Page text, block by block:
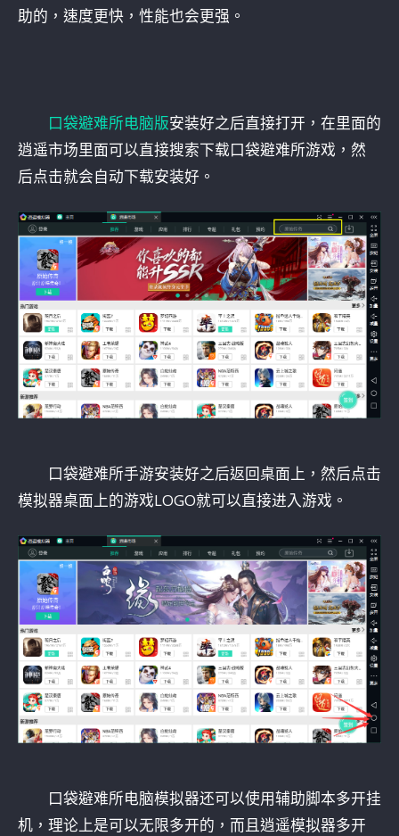
助的，速度更快，性能也会更强。
口袋避难所电脑版安装好之后直接打开，在里面的
逍遥市场里面可以直接搜索下载口袋避难所游戏，然
后点击就会自动下载安装好。
口袋避难所手游安装好之后返回桌面上，然后点击
模拟器桌面上的游戏LOGO就可以直接进入游戏。
口袋避难所电脑模拟器还可以使用辅助脚本多开挂
机，理论上是可以无限多开的，而且逍遥模拟器多开